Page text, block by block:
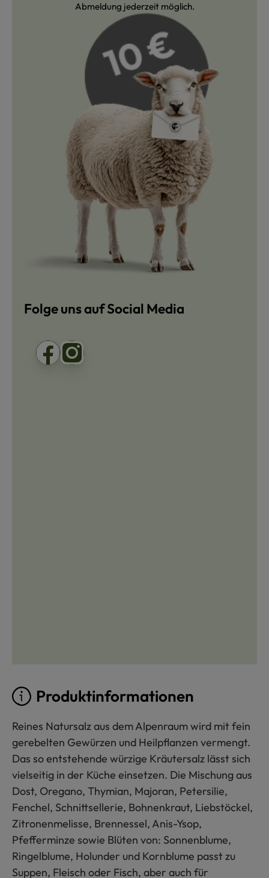
Abmeldung jederzeit möglich.
Folge uns auf Social Media
Produktinformationen
Reines Natursalz aus dem Alpenraum wird mit fein
gerebelten Gewürzen und Heilpflanzen vermengt.
Das so entstehende würzige Kräutersalz lässt sich
vielseitig in der Küche einsetzen. Die Mischung aus
Dost, Oregano, Thymian, Majoran, Petersilie,
Fenchel, Schnittsellerie, Bohnenkraut, Liebstöckel,
Zitronenmelisse, Brennessel, Anis-Ysop,
Pfefferminze sowie Blüten von: Sonnenblume,
Ringelblume, Holunder und Kornblume passt zu
Suppen, Fleisch oder Fisch, aber auch für